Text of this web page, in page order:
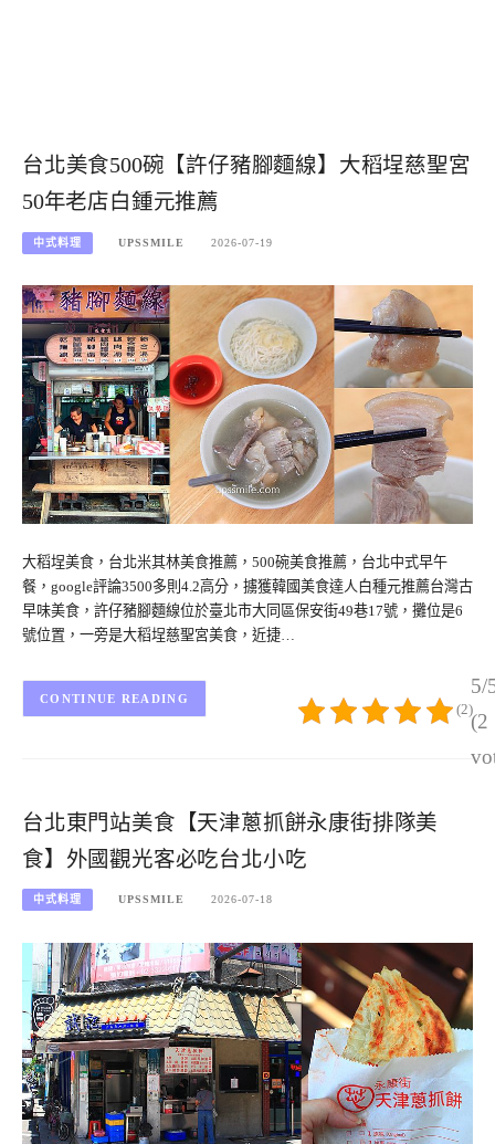
台北美食500碗【許仔豬腳麵線】大稻埕慈聖宮
50年老店白鍾元推薦
中式料理 UPSSMILE 2026-07-19
大稻埕美食，台北米其林美食推薦，500碗美食推薦，台北中式早午
餐，google評論3500多則4.2高分，擄獲韓國美食達人白種元推薦台灣古
早味美食，許仔豬腳麵線位於臺北市大同區保安街49巷17號，攤位是6
號位置，一旁是大稻埕慈聖宮美食，近捷…
5/
(2
(2)
CONTINUE READING
台北東門站美食【天津蔥抓餅永康街排隊美
食】外國觀光客必吃台北小吃
中式料理 UPSSMILE 2026-07-18